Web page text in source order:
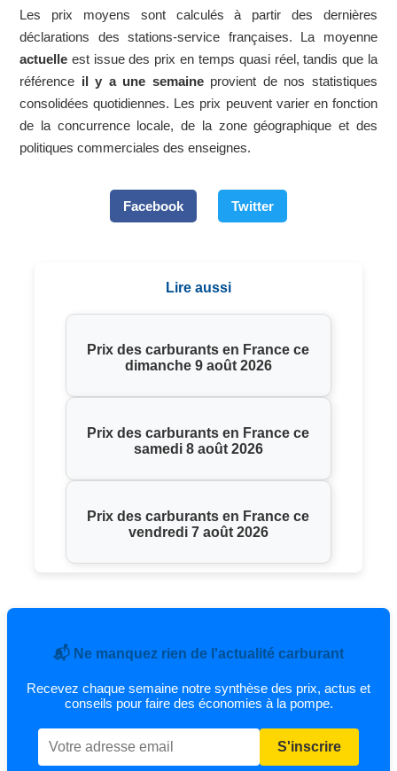
Les prix moyens sont calculés à partir des dernières
déclarations des stations-service françaises. La moyenne
actuelle est issue des prix en temps quasi réel, tandis que la
référence il y a une semaineprovient de nos statistiques
consolidées quotidiennes. Les prix peuvent varier en fonction
de la concurrence locale, de la zone géographique et des
politiques commerciales des enseignes.
Facebook Twitter
Lire aussi
Prix des carburants en France ce
dimanche 9 août 2026
Prix des carburants en France ce
samedi 8 août 2026
Prix des carburants en France ce
vendredi 7 août 2026
📬 Ne manquez rien de l'actualité carburant
Recevez chaque semaine notre synthèse des prix, actus et
conseils pour faire des économies à la pompe.
S'inscrire